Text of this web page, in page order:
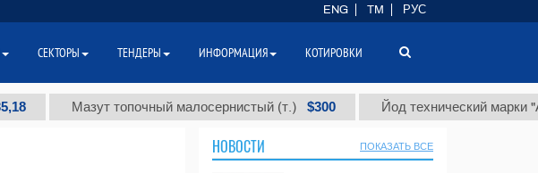
Мазут топочный малосернистый (т.) $300 Йод технический марки "А" (т.)
НОВОСТИ ПОКАЗАТЬ ВСЕ
ENG TM РУС
СЕКТОРЫ ТЕНДЕРЫ ИНФОРМАЦИЯ КОТИРОВКИ